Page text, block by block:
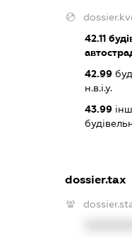
42.11
42.99
н.в.і.у.
43.99
dossier.tax